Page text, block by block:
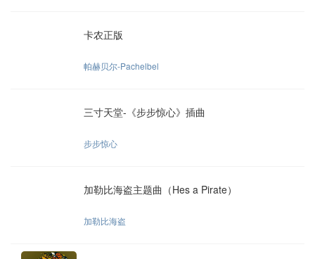
卡农正版
帕赫贝尔-Pachelbel
三寸天堂-《步步惊心》插曲
步步惊心
加勒比海盗主题曲（Hes a Pirate）
加勒比海盗